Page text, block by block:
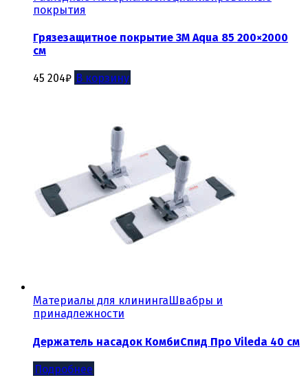
покрытия
Грязезащитное покрытие 3М Aqua 85 200×2000
см
45 204₽ В корзину
Материалы для клинингаШвабры и
принадлежности
Держатель насадок КомбиСпид Про Vileda 40 см
Подробнее